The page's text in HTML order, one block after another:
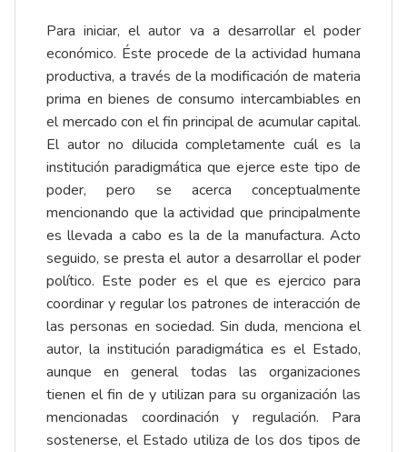
Para iniciar, el autor va a desarrollar el poder
económico. Éste procede de la actividad humana
productiva, a través de la modificación de materia
prima en bienes de consumo intercambiables en
el mercado con el fin principal de acumular capital.
El autor no dilucida completamente cuál es la
institución paradigmática que ejerce este tipo de
poder, pero se acerca conceptualmente
mencionando que la actividad que principalmente
es llevada a cabo es la de la manufactura. Acto
seguido, se presta el autor a desarrollar el poder
político. Este poder es el que es ejercico para
coordinar y regular los patrones de interacción de
las personas en sociedad. Sin duda, menciona el
autor, la institución paradigmática es el Estado,
aunque en general todas las organizaciones
tienen el fin de y utilizan para su organización las
mencionadas coordinación y regulación. Para
sostenerse, el Estado utiliza de los dos tipos de